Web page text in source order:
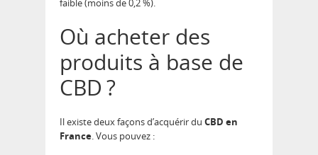
faible (moins de 0,2 %).
Où acheter des
produits à base de
CBD ?
Il existe deux façons d’acquérir du CBD en
France. Vous pouvez :